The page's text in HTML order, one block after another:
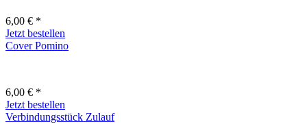
6,00 € *
Jetzt bestellen
Cover Pomino
6,00 € *
Jetzt bestellen
Verbindungsstück Zulauf